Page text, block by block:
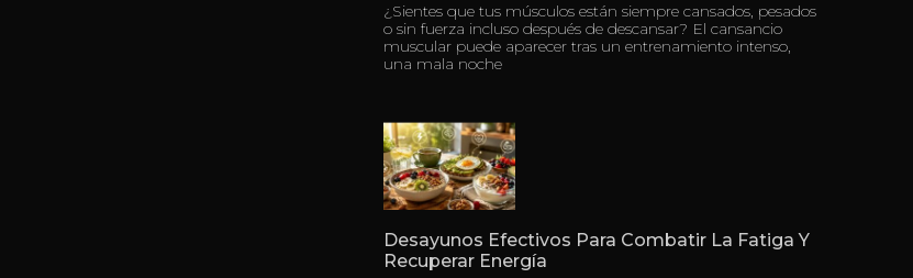
¿Sientes que tus músculos están siempre cansados, pesados
o sin fuerza incluso después de descansar? El cansancio
muscular puede aparecer tras un entrenamiento intenso,
una mala noche
Desayunos Efectivos Para Combatir La Fatiga Y
Recuperar Energía